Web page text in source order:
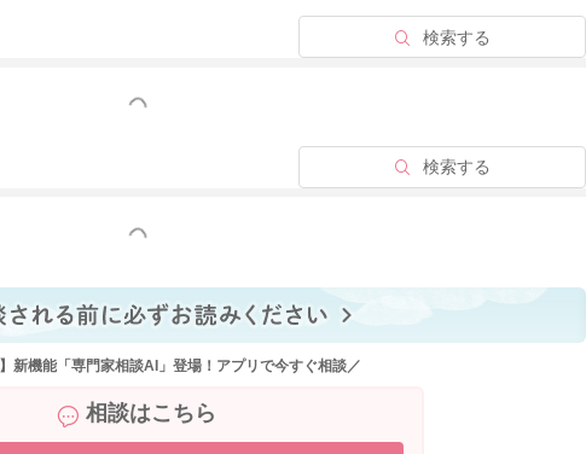
2025/1/21 16:11
検索する
もっと見る
検索する
もっと見る
新機能「専門家相談AI」登場！アプリで今すぐ相談／
相談はこちら